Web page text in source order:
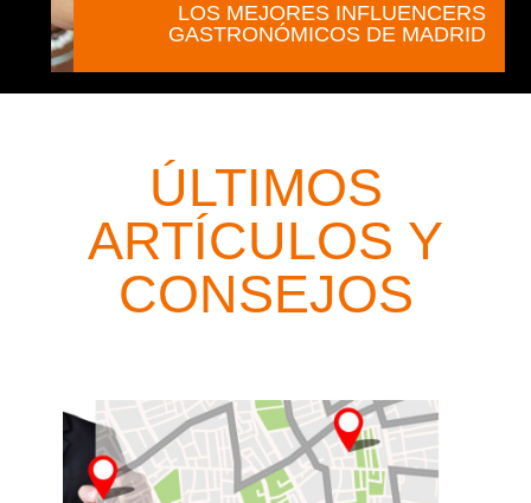
LOS MEJORES INFLUENCERS
GASTRONÓMICOS DE MADRID
ÚLTIMOS
ARTÍCULOS Y
CONSEJOS